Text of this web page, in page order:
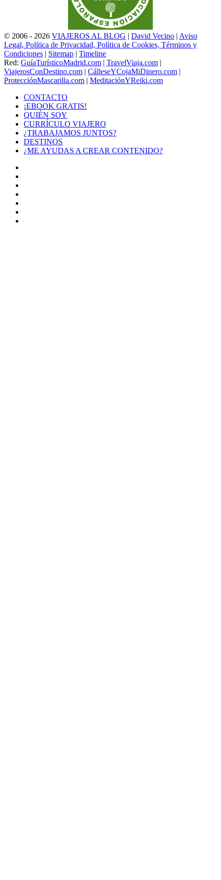
© 2006 - 2026 VIAJEROS AL BLOG | David Vecino | Aviso
Legal, Política de Privacidad, Política de Cookies, Términos y
Condiciones | Sitemap | Timeline
Red: GuíaTurísticoMadrid.com | TravelViaja.com |
ViajerosConDestino.com | CálleseYCojaMiDinero.com |
ProtecciónMascarilla.com | MeditaciónYReiki.com
CONTACTO
¡EBOOK GRATIS!
QUIÉN SOY
CURRÍCULO VIAJERO
¿TRABAJAMOS JUNTOS?
DESTINOS
¿ME AYUDAS A CREAR CONTENIDO?